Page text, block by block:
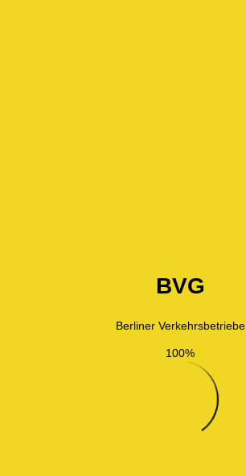
BVG
Berliner Verkehrsbetriebe
100%